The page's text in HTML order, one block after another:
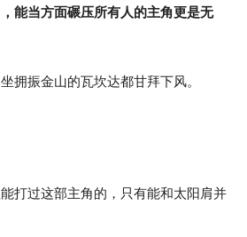
能当方面碾压所有人的主角更是无
拥振金山的瓦坎达都甘拜下风。
打过这部主角的，只有能和太阳肩并